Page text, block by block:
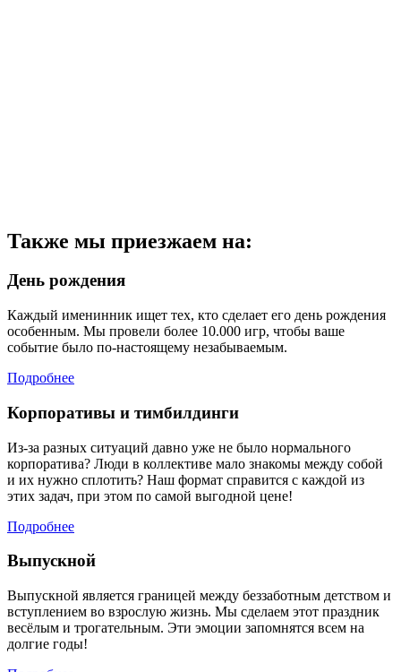
Также мы приезжаем на:
День рождения
Каждый именинник ищет тех, кто сделает его день рождения
особенным. Мы провели более 10.000 игр, чтобы ваше
событие было по-настоящему незабываемым.
Подробнее
Корпоративы и тимбилдинги
Из-за разных ситуаций давно уже не было нормального
корпоратива? Люди в коллективе мало знакомы между собой
и их нужно сплотить? Наш формат справится с каждой из
этих задач, при этом по самой выгодной цене!
Подробнее
Выпускной
Выпускной является границей между беззаботным детством и
вступлением во взрослую жизнь. Мы сделаем этот праздник
весёлым и трогательным. Эти эмоции запомнятся всем на
долгие годы!